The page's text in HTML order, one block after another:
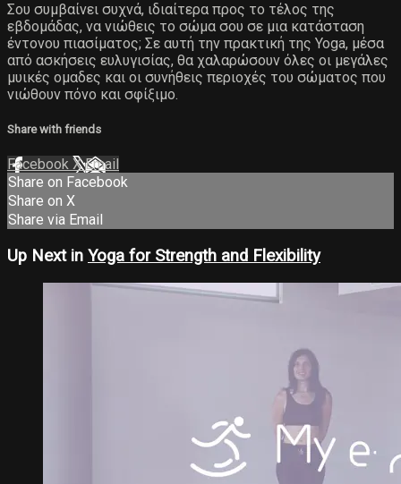
Σου συμβαίνει συχνά, ιδιαίτερα προς το τέλος της
εβδομάδας, να νιώθεις το σώμα σου σε μια κατάσταση
έντονου πιασίματος; Σε αυτή την πρακτική της Yoga, μέσα
από ασκήσεις ευλυγισίας, θα χαλαρώσουν όλες οι μεγάλες
μυικές ομαδες και οι συνήθεις περιοχές του σώματος που
νιώθουν πόνο και σφίξιμο.
Share with friends
Facebook XEmail
Share on Facebook
Share on X
Share via Email
Up Next in Yoga for Strength and Flexibility